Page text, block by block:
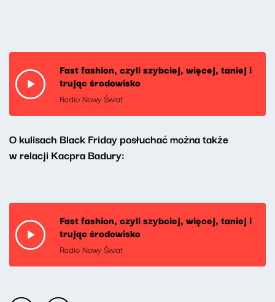
Fast fashion, czyli szybciej, więcej, taniej i
trując środowisko
Radio Nowy Świat
O kulisach Black Friday posłuchać można także
w relacji Kacpra Badury:
Fast fashion, czyli szybciej, więcej, taniej i
trując środowisko
Radio Nowy Świat